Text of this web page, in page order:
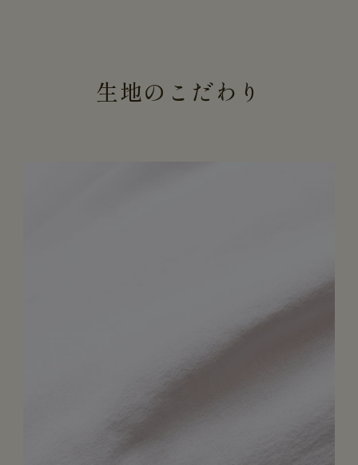
生地のこだわり